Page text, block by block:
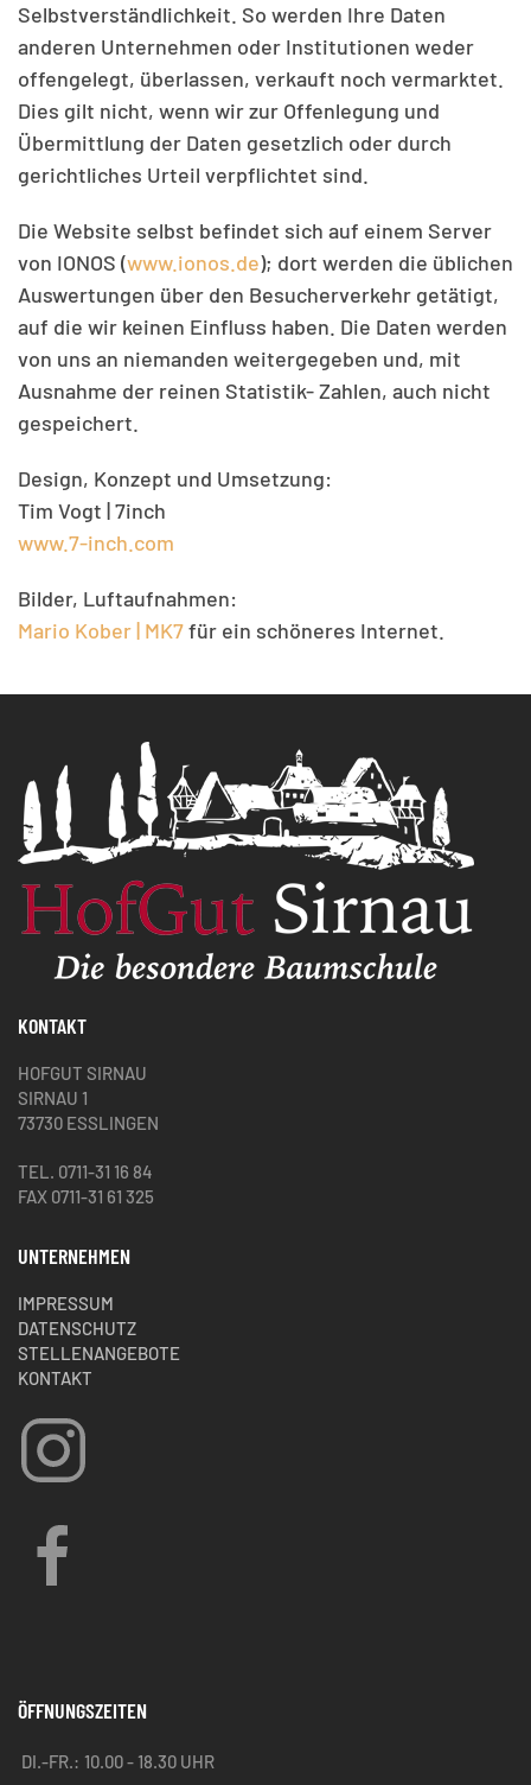
Selbstverständlichkeit. So werden Ihre Daten
anderen Unternehmen oder Institutionen weder
offengelegt, überlassen, verkauft noch vermarktet.
Dies gilt nicht, wenn wir zur Offenlegung und
Übermittlung der Daten gesetzlich oder durch
gerichtliches Urteil verpflichtet sind.
Die Website selbst befindet sich auf einem Server
von IONOS (www.ionos.de); dort werden die üblichen
Auswertungen über den Besucherverkehr getätigt,
auf die wir keinen Einfluss haben. Die Daten werden
von uns an niemanden weitergegeben und, mit
Ausnahme der reinen Statistik- Zahlen, auch nicht
gespeichert.
Design, Konzept und Umsetzung:
Tim Vogt | 7inch
www.7-inch.com
Bilder, Luftaufnahmen:
Mario Kober | MK7für ein schöneres Internet.
KONTAKT
HOFGUT SIRNAU
SIRNAU 1
73730 ESSLINGEN
TEL. 0711-31 16 84
FAX 0711-31 61 325
UNTERNEHMEN
IMPRESSUM
DATENSCHUTZ
STELLENANGEBOTE
KONTAKT
ÖFFNUNGSZEITEN
DI.-FR.: 10.00 - 18.30 UHR